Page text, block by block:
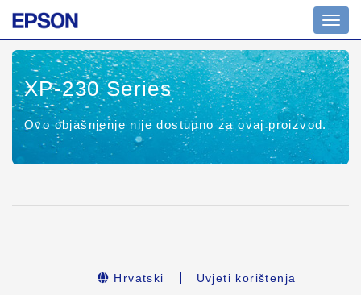
XP-230 Series
Ovo objašnjenje nije dostupno za ovaj proizvod.
Hrvatski
Uvjeti korištenja